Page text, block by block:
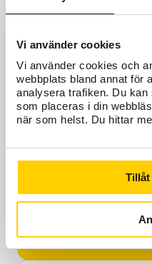
Vi använder cookies
Vi använder cookies och
webbplats bland annat för
analysera trafiken. Du
som placeras i din
när som helst. Du hittar
Tillåt
FOREX
Läs om varför
sig från